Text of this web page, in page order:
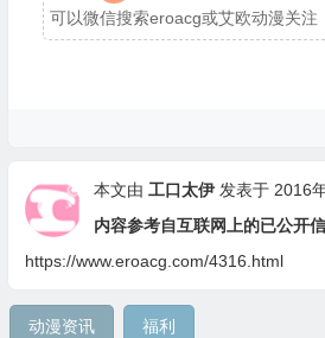
可以微信搜索eroacg或艾欧动漫关注
本文由 工口太伊发表于 2016
内容参考自互联网上的已公开
https://www.eroacg.com/4316.html
动漫资讯 福利